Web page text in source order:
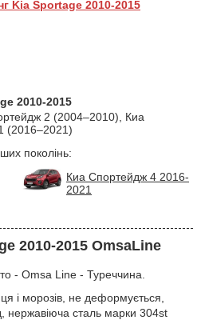
Kia Sportage 2010-2015
2010-2015
2 (2004–2010), Киа
(2016–2021)
поколінь:
Киа Спортейдж 4 2016-
2021
2010-2015 OmsaLine
- Omsa Line - Туреччина.
і морозів, не деформується,
нержавіюча сталь марки 304st